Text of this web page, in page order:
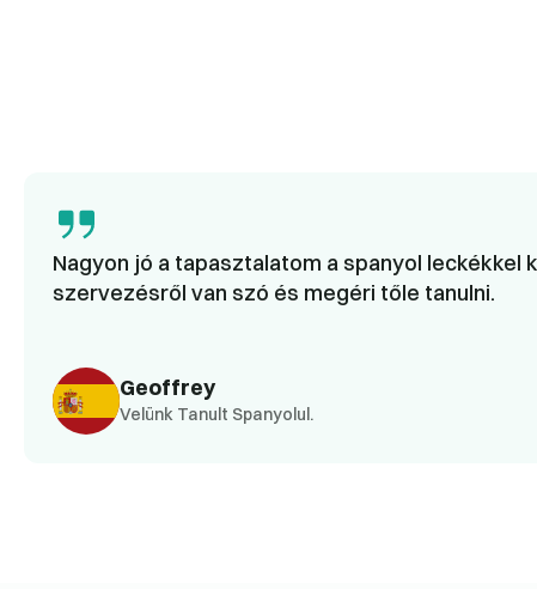
Geoffrey
Velünk Tanult Spanyolul.
Nagyon jó a tapasztalatom a spanyol leckékkel
szervezésről van szó és megéri tőle tanulni.